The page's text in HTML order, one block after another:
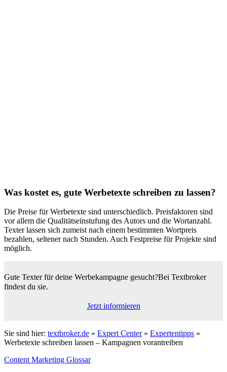
Was kostet es, gute Werbetexte schreiben zu lassen?
Die Preise für Werbetexte sind unterschiedlich. Preisfaktoren sind
vor allem die Qualitätseinstufung des Autors und die Wortanzahl.
Texter lassen sich zumeist nach einem bestimmten Wortpreis
bezahlen, seltener nach Stunden. Auch Festpreise für Projekte sind
möglich.
Gute Texter für deine Werbekampagne gesucht?Bei Textbroker
findest du sie.
Jetzt informieren
Sie sind hier: textbroker.de » Expert Center» Expertentipps »
Werbetexte schreiben lassen – Kampagnen vorantreiben
Content Marketing Glossar